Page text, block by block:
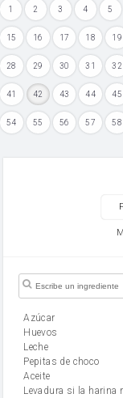
1 2 3 4 5
15 16 17 18 19
28 29 30 31 32
41 42 43 44 45
54 55 56 57 58
Azúcar
huevos
leche
Pepitas de choco
aceite
Levadura si la harina